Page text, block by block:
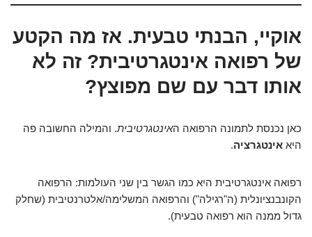
אוקיי, הבנתי טבעית. אז מה הקטע
של רפואה אינטגרטיבית? זה לא
אותו דבר עם שם מפוצץ?
כאן נכנסת לתמונה הרפואה האינטגרטיבית. והמילה החשובה פה
היא אינטגרציה.
רפואה אינטגרטיבית היא כמו הגשר בין שני העולמות: הרפואה
הקונבנציונלית (ה"רגילה") והרפואה המשלימה/אלטרנטיבית (שחלק
גדול ממנה הוא רפואה טבעית).